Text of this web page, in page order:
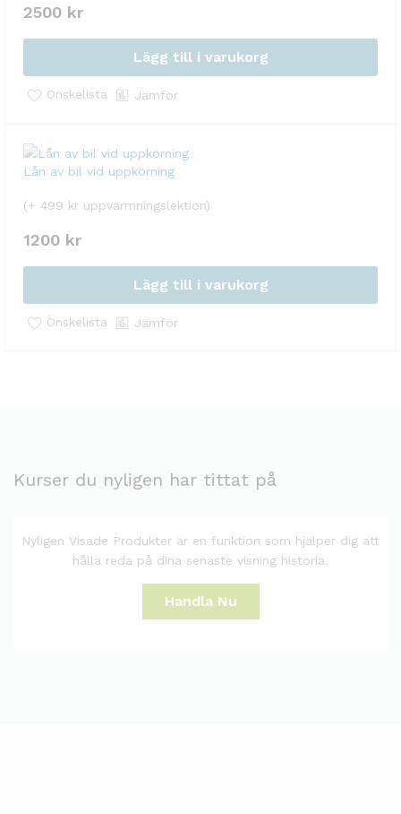
2500 kr
Lägg till i varukorg
Önskelista Jämför
Lån av bil vid uppkörning
(+ 499 kr uppvärmningslektion)
1200 kr
Lägg till i varukorg
Önskelista Jämför
Kurser du nyligen har tittat på
Nyligen Visade Produkter är en funktion som hjälper dig att
hålla reda på dina senaste visning historia.
Handla Nu